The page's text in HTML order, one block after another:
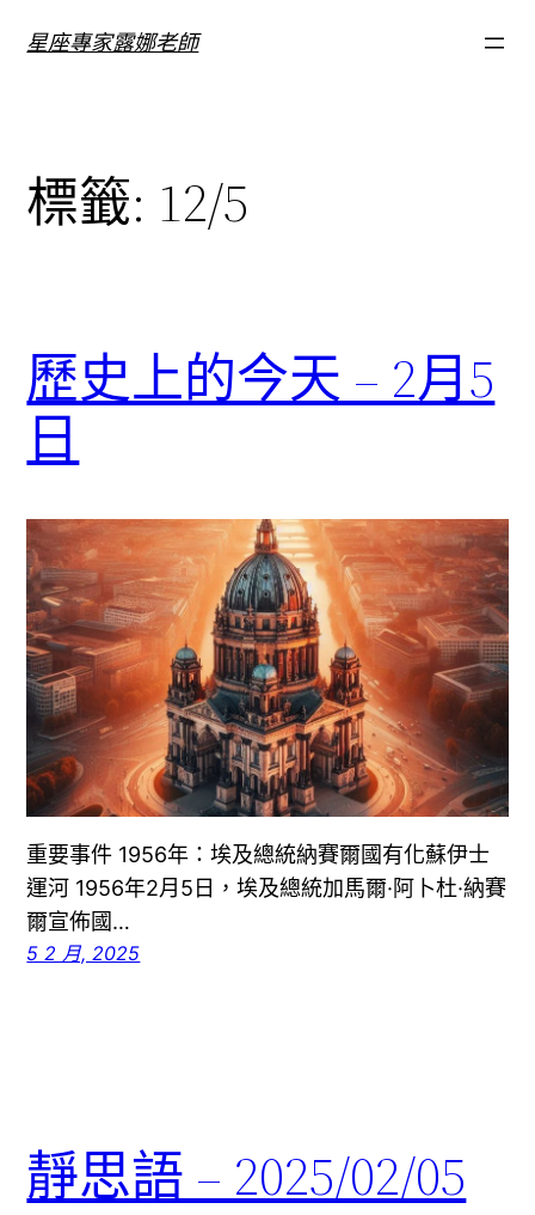
星座專家露娜老師
標籤: 12/5
歷史上的今天 – 2月5
日
重要事件 1956年：埃及總統納賽爾國有化蘇伊士
運河 1956年2月5日，埃及總統加馬爾·阿卜杜·納賽
爾宣佈國…
5 2 月, 2025
靜思語 – 2025/02/05